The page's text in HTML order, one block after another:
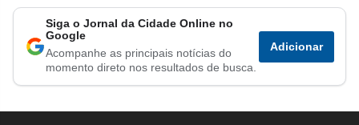
Compartilhar
no
Facebook
Compartilhar
no
Whatsapp
Compartilhar
no
Twitter
Compartilhar
no
Messenger
Compartilhar
no
Telegram
no
Gettr
Siga o Jornal da Cidade Online no
Google
Acompanhe as principais notícias do
momento direto nos resultados de busca.
Adicionar